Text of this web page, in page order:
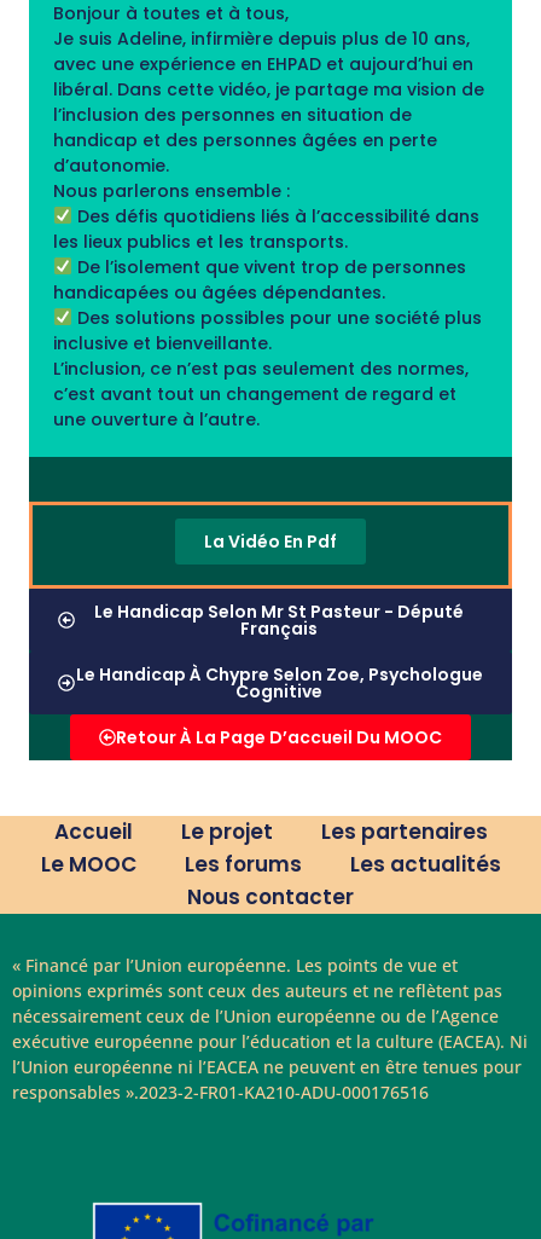
Bonjour à toutes et à tous,
Je suis Adeline, infirmière depuis plus de 10 ans,
avec une expérience en EHPAD et aujourd’hui en
libéral. Dans cette vidéo, je partage ma vision de
l’inclusion des personnes en situation de
handicap et des personnes âgées en perte
d’autonomie.
Nous parlerons ensemble :
Des défis quotidiens liés à l’accessibilité dans
les lieux publics et les transports.
De l’isolement que vivent trop de personnes
handicapées ou âgées dépendantes.
Des solutions possibles pour une société plus
inclusive et bienveillante.
L’inclusion, ce n’est pas seulement des normes,
c’est avant tout un changement de regard et
une ouverture à l’autre.
La Vidéo En Pdf
Le Handicap Selon Mr St Pasteur - Député
Français
Le Handicap À Chypre Selon Zoe, Psychologue
Cognitive
Retour À La Page D’accueil Du MOOC
Accueil Le projet
Les partenaires
Le MOOC
Les forums
Les actualités
Nous contacter
« Financé par l’Union européenne. Les points de vue et
opinions exprimés sont ceux des auteurs et ne reflètent pas
nécessairement ceux de l’Union européenne ou de l’Agence
exécutive européenne pour l’éducation et la culture (EACEA). Ni
l’Union européenne ni l’EACEA ne peuvent en être tenues pour
responsables ».2023-2-FR01-KA210-ADU-000176516